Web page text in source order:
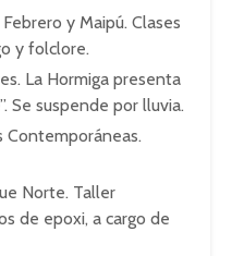
y Maipú. Clases
y folclore.
La Hormiga presenta
Se suspende por lluvia.
Contemporáneas.
Norte. Taller
de epoxi, a cargo de